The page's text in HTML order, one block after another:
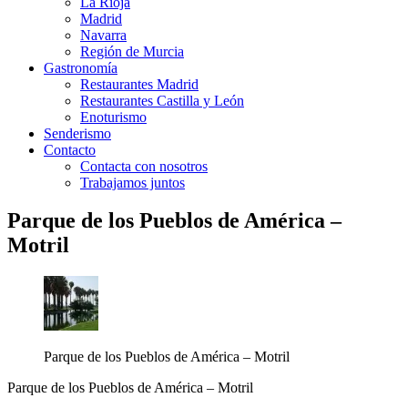
Madrid
Navarra
Región de Murcia
Gastronomía
Restaurantes Madrid
Restaurantes Castilla y León
Enoturismo
Senderismo
Contacto
Contacta con nosotros
Trabajamos juntos
Parque de los Pueblos de América –
Motril
Parque de los Pueblos de América – Motril
Parque de los Pueblos de América – Motril